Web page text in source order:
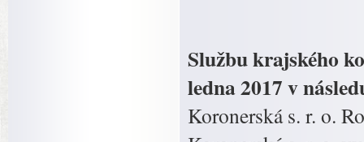
Službu krajského
ledna 2017 v
Koronerská s. r. o.